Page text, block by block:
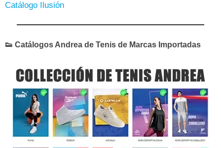
Catálogo Ilusión
👟 Catálogos Andrea de Tenis de Marcas Importadas